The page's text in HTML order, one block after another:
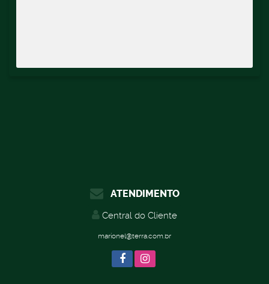
ATENDIMENTO
Central do Cliente
marionel@terra.com.br